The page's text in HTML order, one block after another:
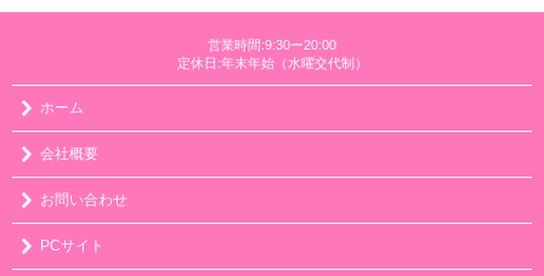
営業時間:9:30ー20:00
定休日:年末年始（水曜交代制）
ホーム
会社概要
お問い合わせ
PCサイト